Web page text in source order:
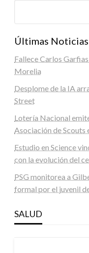
Últimas Noticias
Fallece Carlos
Morelia
Desplome de la IA
Street
Lotería Nacional
Asociación de Scouts
Estudio en Science
con la evolución del
PSG monitorea a
formal por el juvenil
SALUD